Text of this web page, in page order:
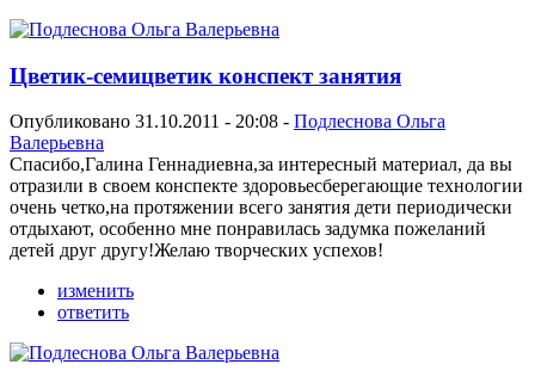
Цветик-семицветик конспект занятия
Опубликовано 31.10.2011 - 20:08 - Подлеснова Ольга
Валерьевна
Спасибо,Галина Геннадиевна,за интересный материал, да вы
отразили в своем конспекте здоровьесберегающие технологии
очень четко,на протяжении всего занятия дети периодически
отдыхают, особенно мне понравилась задумка пожеланий
детей друг другу!Желаю творческих успехов!
изменить
ответить